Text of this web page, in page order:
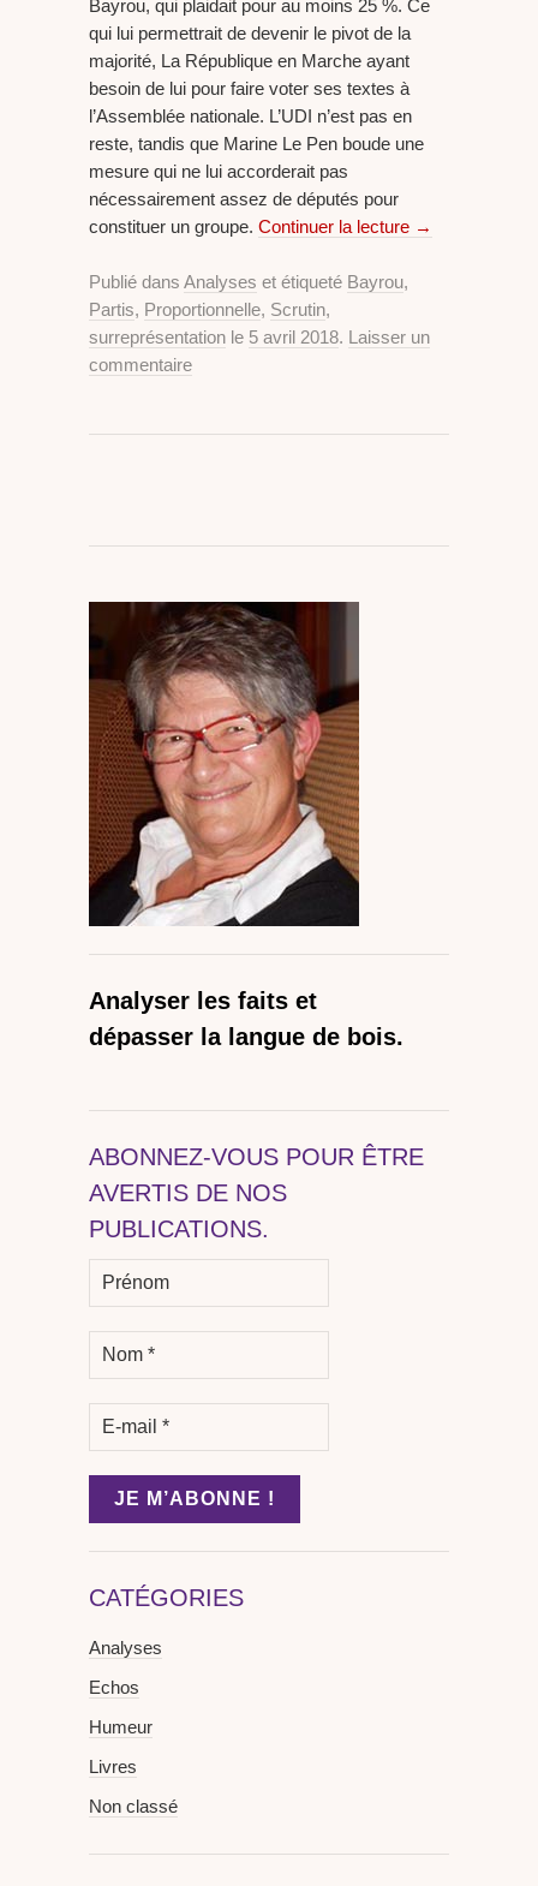
Bayrou, qui plaidait pour au moins 25 %. Ce
qui lui permettrait de devenir le pivot de la
majorité, La République en Marche ayant
besoin de lui pour faire voter ses textes à
l’Assemblée nationale. L’UDI n’est pas en
reste, tandis que Marine Le Pen boude une
mesure qui ne lui accorderait pas
nécessairement assez de députés pour
constituer un groupe. Continuer la lecture →
Publié dans Analyses et étiqueté Bayrou,
Partis, Proportionnelle, Scrutin,
surreprésentation le 5 avril 2018. Laisser un
commentaire
Analyser les faits et
dépasser la langue de bois.
ABONNEZ-VOUS POUR ÊTRE
AVERTIS DE NOS
PUBLICATIONS.
CATÉGORIES
Analyses
Echos
Humeur
Livres
Non classé